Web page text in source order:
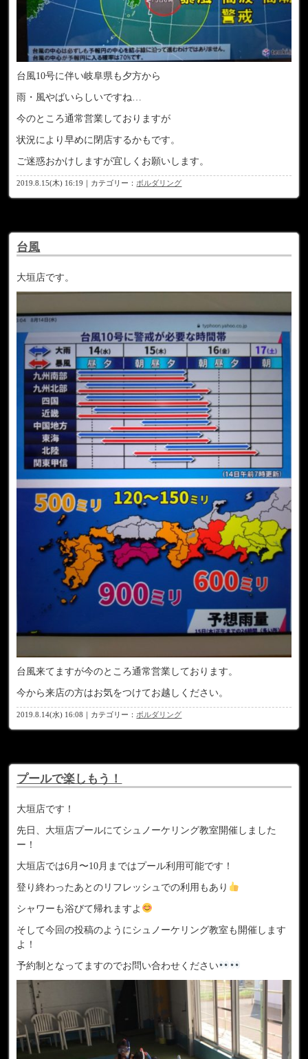
台風10号に伴い岐阜県も夕方から
雨・風やばいらしいですね…
今のところ通常営業しておりますが
状況により早めに閉店するかもです。
ご迷惑おかけしますが宜しくお願いします。
2019.8.15(木) 16:19｜カテゴリー： ボルダリング
台風
大垣店です。
台風来てますが今のところ通常営業しております。
今から来店の方はお気をつけてお越しください。
2019.8.14(水) 16:08｜カテゴリー： ボルダリング
プールで楽しもう！
大垣店です！
先日、大垣店プールにてシュノーケリング教室開催しました
ー！
大垣店では6月〜10月まではプール利用可能です！
登り終わったあとのリフレッシュでの利用もあり
シャワーも浴びて帰れますよ
そして今回の投稿のようにシュノーケリング教室も開催します
よ！
予約制となってますのでお問い合わせください